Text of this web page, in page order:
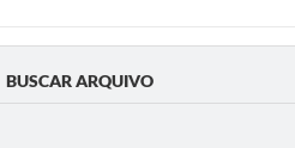
BUSCAR ARQUIVO